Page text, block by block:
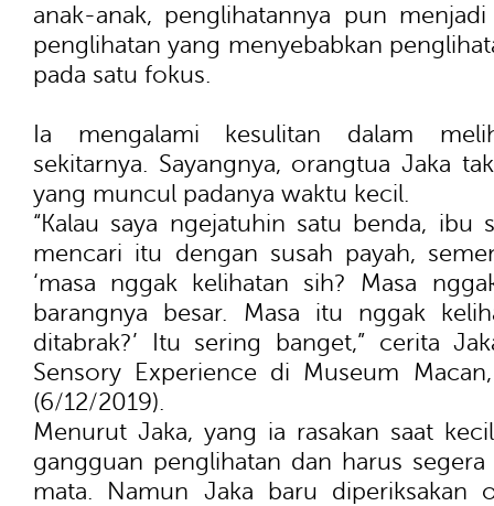
anak-anak, penglihatannya pun
penglihatan yang menyebabkan
pada satu fokus.
Ia mengalami kesulitan dalam
sekitarnya. Sayangnya, orangtua Jaka
yang muncul padanya waktu kecil.
“Kalau saya ngejatuhin satu benda, ibu
mencari itu dengan susah payah,
‘masa nggak kelihatan sih? Masa
barangnya besar. Masa itu nggak
ditabrak?’ Itu sering banget,” cerita
Sensory Experience di Museum
(6/12/2019).
Menurut Jaka, yang ia rasakan saat
gangguan penglihatan dan harus
mata. Namun Jaka baru diperiksakan